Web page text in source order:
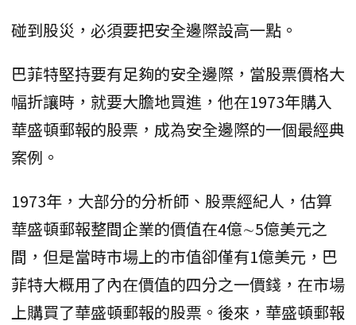
碰到股災，必須要把安全邊際設高一點。
巴菲特堅持要有足夠的安全邊際，當股票價格大
幅折讓時，就要大膽地買進，他在1973年購入
華盛頓郵報的股票，成為安全邊際的一個最經典
案例。
1973年，大部分的分析師、股票經紀人，估算
華盛頓郵報整間企業的價值在4億∼5億美元之
間，但是當時市場上的市值卻僅有1億美元，巴
菲特大概用了內在價值的四分之一價錢，在市場
上購買了華盛頓郵報的股票。後來，華盛頓郵報